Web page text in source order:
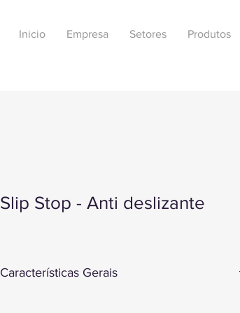
Inicio Empresa Setores Produtos
Slip Stop - Anti deslizante
Características Gerais